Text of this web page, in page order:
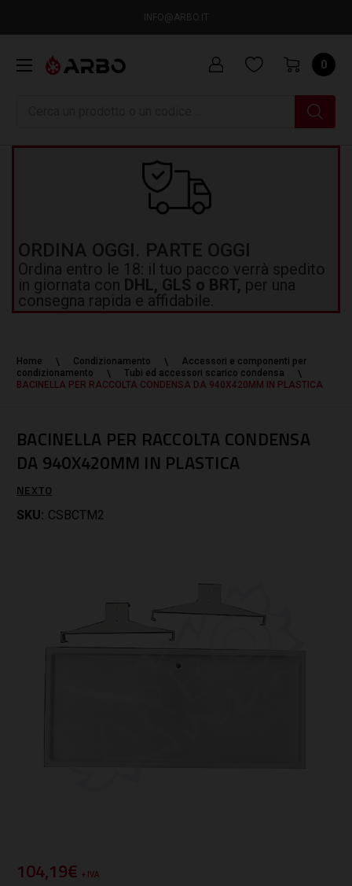
INFO@ARBO.IT
0
ORDINA OGGI. PARTE OGGI
Ordina entro le 18: il tuo pacco verrà spedito
in giornata con DHL, GLS o BRT, per una
consegna rapida e affidabile.
Home Condizionamento
Accessori e componenti per
condizionamento
Tubi ed accessori scarico condensa
BACINELLA PER RACCOLTA CONDENSA DA 940X420MM IN PLASTICA
BACINELLA PER RACCOLTA CONDENSA
DA 940X420MM IN PLASTICA
NEXTO
SKU: CSBCTM2
104,19€ + IVA